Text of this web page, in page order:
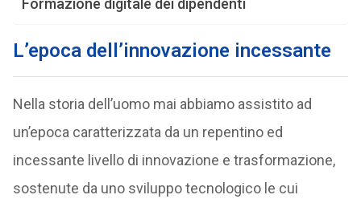
Formazione digitale dei dipendenti
L’epoca dell’innovazione incessante
Nella storia dell’uomo mai abbiamo assistito ad
un’epoca caratterizzata da un repentino ed
incessante livello di innovazione e trasformazione,
sostenute da uno sviluppo tecnologico le cui